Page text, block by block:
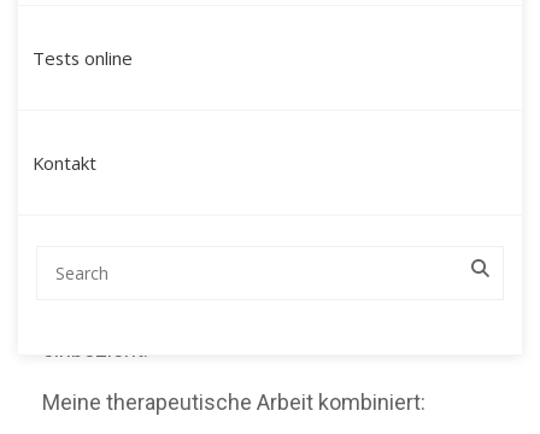
Tests online
Kontakt
Sozialpädagoge, Therapeut und Schamane mit
herausfordernde Lebensphasen – mit einem
Meine therapeutische Arbeit kombiniert: